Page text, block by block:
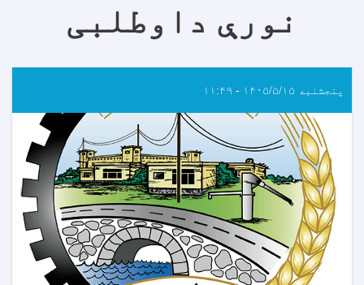
نورې داوطلبی
پنجشنبه ۱۴۰۵/۵/۱۵ - ۱۱:۴۹